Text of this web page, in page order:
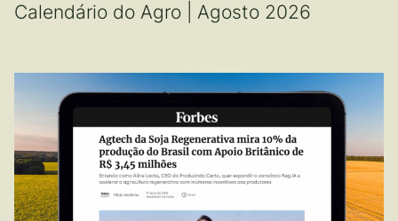
Calendário do Agro | Agosto 2026